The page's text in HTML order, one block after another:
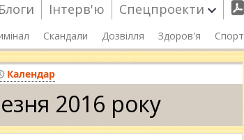
Блоги Інтерв'ю Спецпроекти
Скандали Дозвілля Здоров'я Спорт
Календар
2016 року